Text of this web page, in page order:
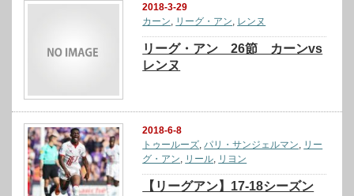
2018-3-29
カーン, リーグ・アン, レンヌ
リーグ・アン 26節 カーンvs
レンヌ
2018-6-8
トゥールーズ,パリ・サンジェルマン, リー
グ・アン, リール, リヨン
【リーグアン】17-18シーズン